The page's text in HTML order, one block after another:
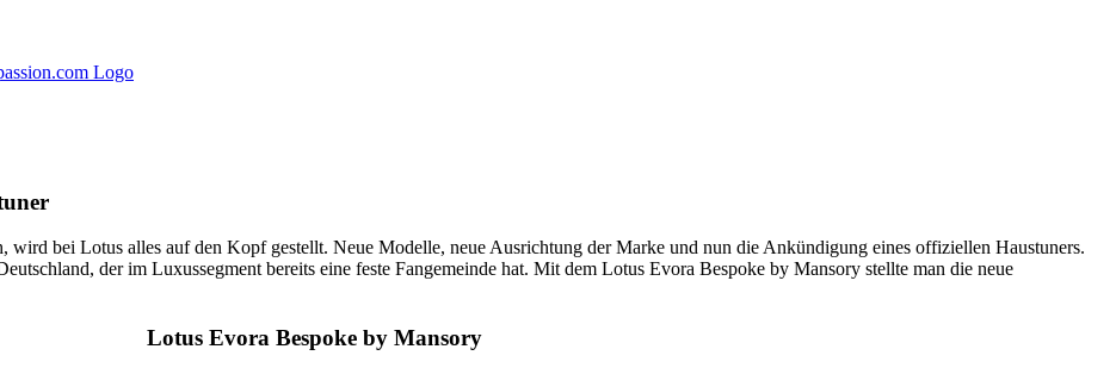
wird bei Lotus alles auf den Kopf gestellt. Neue Modelle, neue Ausrichtung der Marke und nun die Ankündigung eines offiziellen Haustuners.
der im Luxussegment bereits eine feste Fangemeinde hat. Mit dem Lotus Evora Bespoke by Mansory stellte man die neue
Lotus Evora Bespoke by Mansory